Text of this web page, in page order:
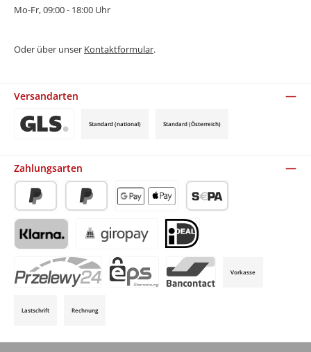
Mo-Fr, 09:00 - 18:00 Uhr
Oder über unser Kontaktformular.
Versandarten
Standard (national) Standard (Österreich)
Zahlungsarten
PayPal Später BezahlenApple Pay / Google Pay (via Stripe)
SEPA-Lastschrift (via Stripe)
Klarna (via Stripe)Giropay (via Stripe) iDeal (via Stripe)
Vorkasse
Lastschrift Rechnung